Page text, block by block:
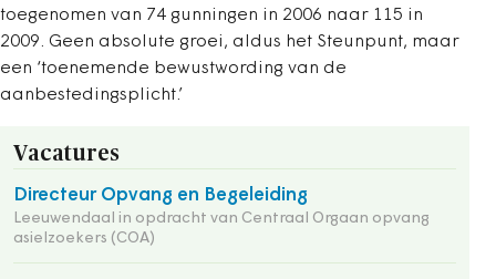
toegenomen van 74 gunningen in 2006 naar 115 in
2009. Geen absolute groei, aldus het Steunpunt, maar
een ‘toenemende bewustwording van de
aanbestedingsplicht.’
Vacatures
Directeur Opvang en Begeleiding
Leeuwendaal in opdracht van Centraal Orgaan opvang
asielzoekers (COA)